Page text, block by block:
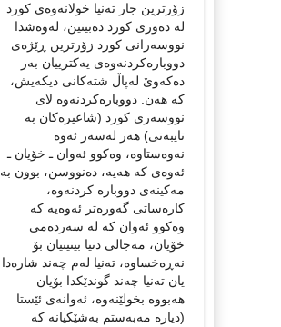
زۆرترین جار ته‌نیا خولانه‌وه‌ی كورد
له‌ ده‌وری كورد ده‌بینین، له‌وه‌شدا
نووسه‌رانی كورد زۆرترین ڕێژه‌ی
دووباره‌كردنه‌وه‌ی یه‌كترییان به‌ر
ده‌كه‌وێ له‌پاڵ شته‌كانی دیكه‌یش،
كه‌ هه‌ن. دووباره‌كردنه‌وه‌ لای
نووسه‌ری كورد (شاعیره‌كان به‌
تایبه‌تی) هه‌ر له‌سه‌ر ئه‌وه‌
نه‌وه‌ستاوه‌، وه‌كوو ئه‌وان ـ خۆیان ـ
ئه‌وه‌ی كه‌ هه‌یه‌، ده‌نووسن، بوون به‌
مه‌كینه‌ی دووباره‌ كردنه‌وه‌،
كاره‌ساتی گه‌وره‌تر ئه‌وه‌یه‌ كه‌
وه‌كوو ئه‌وان كه‌ له‌ سه‌رده‌می
خۆیان، مه‌جالی دنیا بینینیان بۆ
نه‌ڕه‌خساوه‌، ته‌نیا له‌م چه‌ند شاره‌دا
یان ته‌نیا چه‌ند گوندێكدا بۆیان
هه‌بووه‌ بخولێنه‌وه‌، ئه‌وانه‌ی ئێستا
(دیاره‌ مه‌به‌ستم به‌شێكیانه‌ كه‌